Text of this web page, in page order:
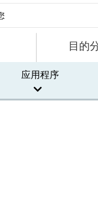
目的
应用程序